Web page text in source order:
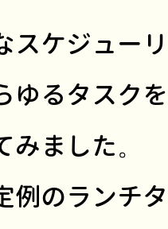
スケジュー
ゆるタスク
ました。
例のランチ